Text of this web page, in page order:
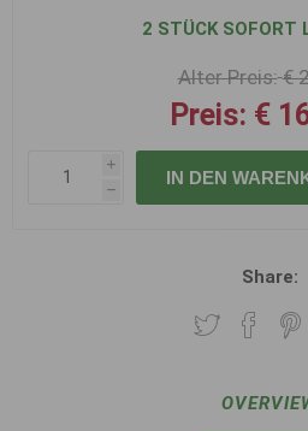
2 STÜCK SOFORT
Alter Preis: €
Preis: €
i
h
IN DEN
Share: